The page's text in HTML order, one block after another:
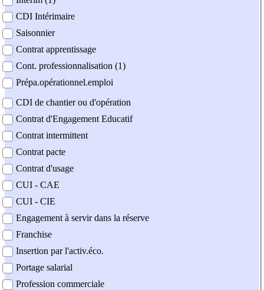
CDI Intérimaire
Saisonnier
Contrat apprentissage
Cont. professionnalisation (1)
Prépa.opérationnel.emploi
CDI de chantier ou d'opération
Contrat d'Engagement Educatif
Contrat intermittent
Contrat pacte
Contrat d'usage
CUI - CAE
CUI - CIE
Engagement à servir dans la réserve
Franchise
Insertion par l'activ.éco.
Portage salarial
Profession commerciale